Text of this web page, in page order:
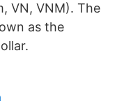
VN, VNM). The
as the